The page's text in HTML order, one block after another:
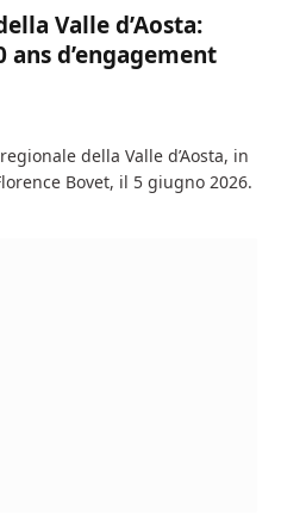
Valle d’Aosta:
d’engagement
della Valle d’Aosta, in
Bovet, il 5 giugno 2026.